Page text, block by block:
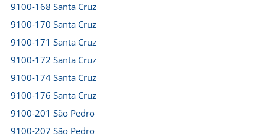
9100-168 Santa Cruz
9100-170 Santa Cruz
9100-171 Santa Cruz
9100-172 Santa Cruz
9100-174 Santa Cruz
9100-176 Santa Cruz
9100-201 São Pedro
9100-207 São Pedro